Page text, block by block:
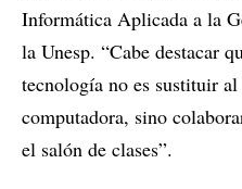
Informática Aplicada a la
la Unesp. “Cabe destacar
tecnología no es sustituir
computadora, sino
el salón de clases”.